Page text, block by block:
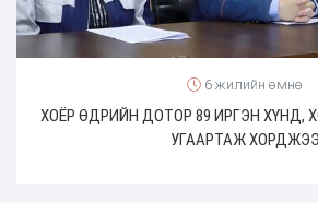
6 жилийн өмнө
ХОЁР ӨДРИЙН ДОТОР 89 ИРГЭН ХҮНД,
УГААРТАЖ ХОРДЖЭЭ